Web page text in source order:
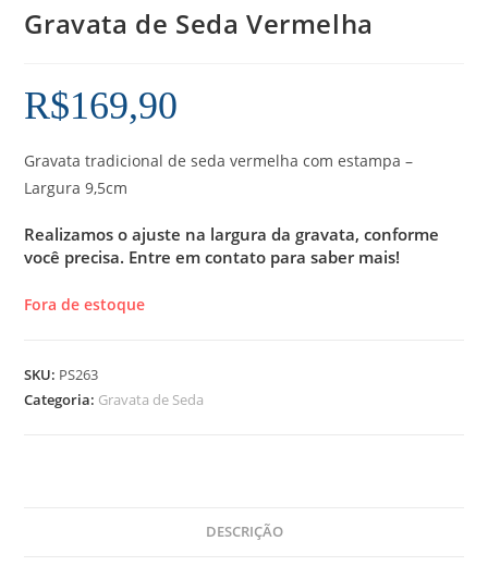
Gravata de Seda Vermelha
R$169,90
Gravata tradicional de seda vermelha com estampa –
Largura 9,5cm
Realizamos o ajuste na largura da gravata, conforme
você precisa. Entre em contato para saber mais!
Fora de estoque
SKU: PS263
Categoria: Gravata de Seda
DESCRIÇÃO